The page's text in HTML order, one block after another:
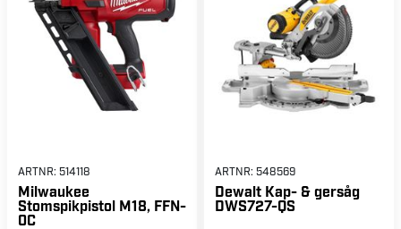
ARTNR: 514118
Milwaukee
Stomspikpistol M18, FFN-
0C
ARTNR: 548569
Dewalt Kap- & gersåg
DWS727-QS